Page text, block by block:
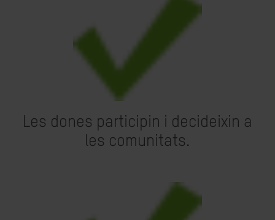
Les dones participin i decideixin a
les comunitats.